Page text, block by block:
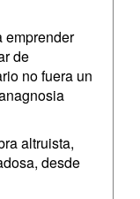
emprender
de
no fuera un
altruista,
desde